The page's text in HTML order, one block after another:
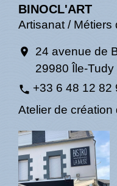
BINOCL'ART
Artisanat / Métiers
location_on
24 avenue de
29980 Île-Tudy
phone +33 6 48 12 82
Atelier de création